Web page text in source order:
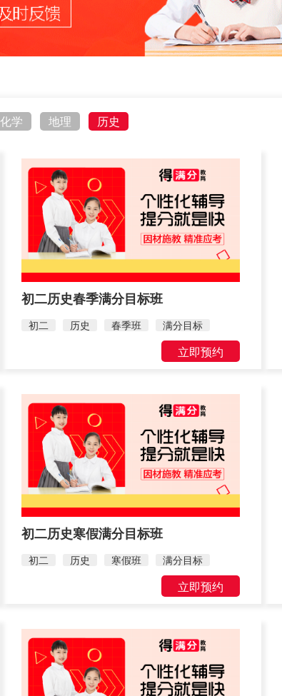
化学 地理 历史
初二历史春季满分目标班
初二 历史 春季班 满分目标
立即预约
初二历史寒假满分目标班
初二 历史 寒假班 满分目标
立即预约